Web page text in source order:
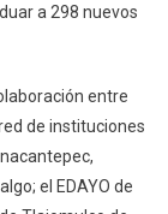
a 298 nuevos
entre
de instituciones
el EDAYO de